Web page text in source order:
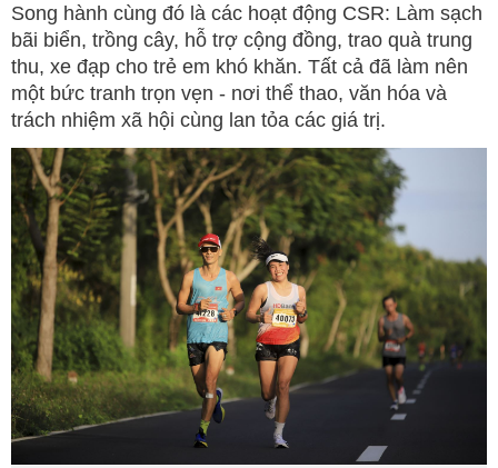
Song hành cùng đó là các hoạt động CSR: Làm sạch
bãi biển, trồng cây, hỗ trợ cộng đồng, trao quà trung
thu, xe đạp cho trẻ em khó khăn. Tất cả đã làm nên
một bức tranh trọn vẹn - nơi thể thao, văn hóa và
trách nhiệm xã hội cùng lan tỏa các giá trị.